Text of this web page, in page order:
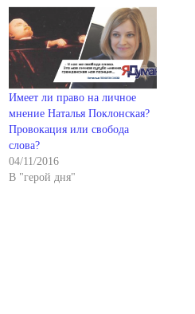
Имеет ли право на личное
мнение Наталья Поклонская?
Провокация или свобода
слова?
04/11/2016
В "герой дня"